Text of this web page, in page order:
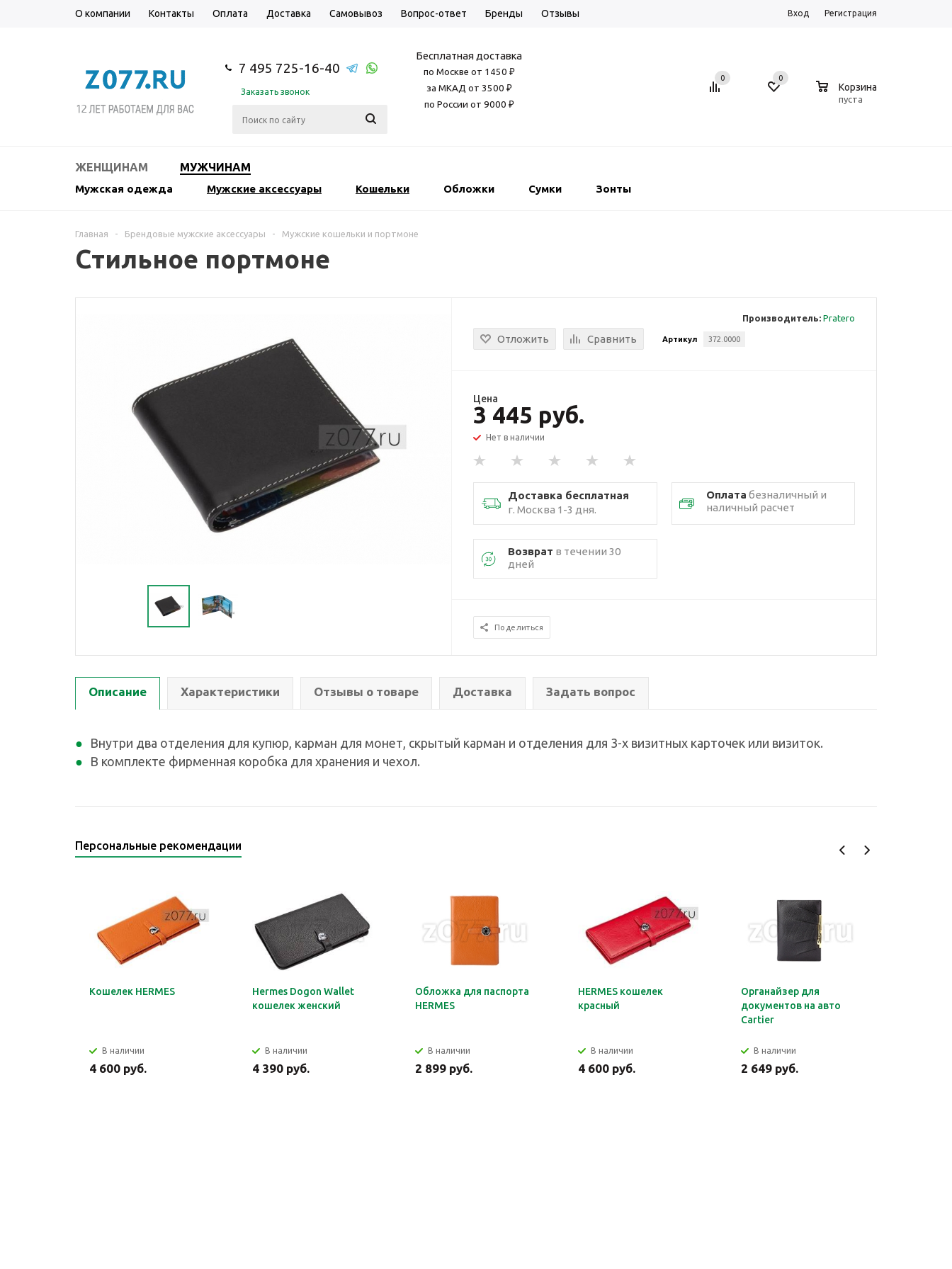
О компании Контакты Оплата Доставка Самовывоз Вопрос-ответ Бренды Отзывы Вход Регистрация
7 495 725-16-40
Заказать звонок
Бесплатная доставка
по Москве от 1450 ₽
за МКАД от 3500 ₽
по России от 9000 ₽
0 0
Корзина
пуста
ЖЕНЩИНАМ МУЖЧИНАМ
Мужская одежда Мужские аксессуары Кошельки Обложки Сумки Зонты
Главная - Брендовые мужские аксессуары - Мужские кошельки и портмоне
Стильное портмоне
Производитель: Pratero
Отложить Сравнить Артикул 372.0000
Цена
3 445 руб.
Нет в наличии
Доставка бесплатная
г. Москва 1-3 дня.
Оплата безналичный и
наличный расчет
Возврат в течении 30
дней
Поделиться
Описание Характеристики Отзывы о товаре Доставка Задать вопрос
Внутри два отделения для купюр, карман для монет, скрытый карман и отделения для 3-х визитных карточек или визиток.
В комплекте фирменная коробка для хранения и чехол.
Персональные рекомендации
Кошелек HERMES
В наличии
4 600 руб.
Hermes Dogon Wallet
кошелек женский
В наличии
4 390 руб.
Обложка для паспорта
HERMES
В наличии
2 899 руб.
HERMES кошелек
красный
В наличии
4 600 руб.
Органайзер для
документов на авто
Cartier
В наличии
2 649 руб.